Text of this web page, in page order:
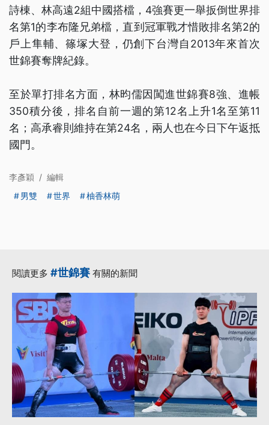
詩棟、林高遠2組中國搭檔，4強賽更一舉扳倒世界排
名第1的李布隆兄弟檔，直到冠軍戰才惜敗排名第2的
戶上隼輔、篠塚大登，仍創下台灣自2013年來首次
世錦賽奪牌紀錄。
至於單打排名方面，林昀儒因闖進世錦賽8強、進帳
350積分後，排名自前一週的第12名上升1名至第11
名；高承睿則維持在第24名，兩人也在今日下午返抵
國門。
李彥穎 / 編輯
男雙
世界 柚香林萌
閱讀更多 #世錦賽 有關的新聞